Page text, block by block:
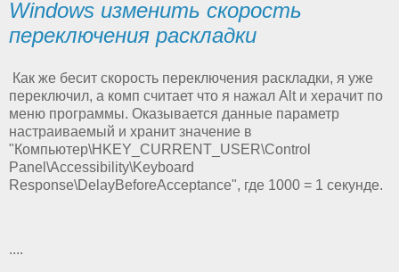
Windows изменить скорость
переключения раскладки
Как же бесит скорость переключения раскладки, я уже
переключил, а комп считает что я нажал Alt и херачит по
меню программы. Оказывается данные параметр
настраиваемый и хранит значение в
"Компьютер\HKEY_CURRENT_USER\Control
Panel\Accessibility\Keyboard
Response\DelayBeforeAcceptance", где 1000 = 1 секунде.
....